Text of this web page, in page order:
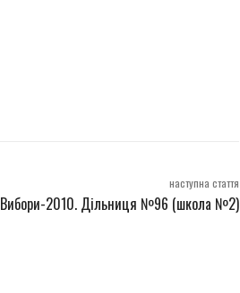
наступна стаття
Вибори-2010. Дільниця №96 (школа №2)